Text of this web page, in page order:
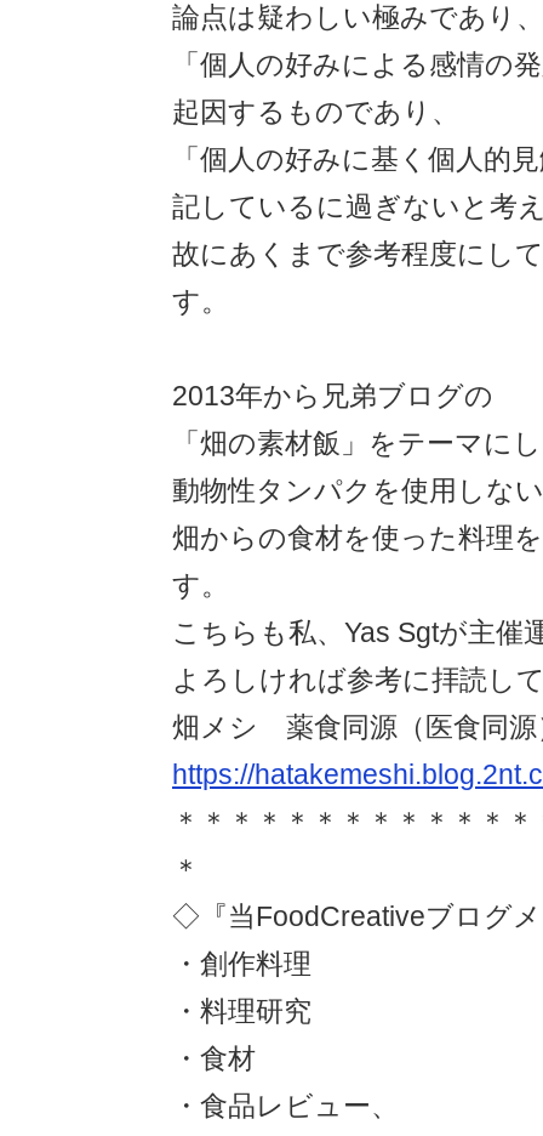
論点は疑わしい極みであり
「個人の好みによる感情の
起因するものであり、
「個人の好みに基く個人的
記しているに過ぎないと考
故にあくまで参考程度にし
す。
2013年から兄弟ブログの
「畑の素材飯」をテーマに
動物性タンパクを使用しな
畑からの食材を使った料理
す。
こちらも私、Yas Sgtが主催
よろしければ参考に拝読し
畑メシ 薬食同源（医食同源
https://
＊＊＊＊＊＊＊＊＊＊＊＊
＊
◇『当FoodCreativeブログ
・創作料理
・料理研究
・食材
・食品レビュー、